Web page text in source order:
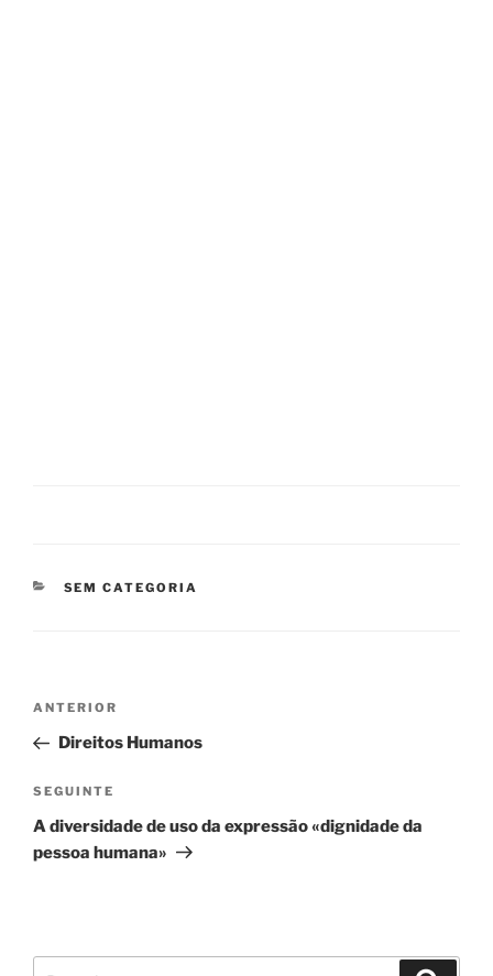
CATEGORIAS
SEM CATEGORIA
Navegação
artigos
Conteúdo
anterior
ANTERIOR
Direitos Humanos
Conteúdo
seguinte
SEGUINTE
A diversidade de uso da expressão «dignidade da
pessoa humana»